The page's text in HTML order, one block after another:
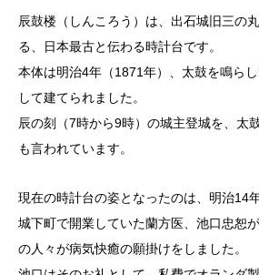
辰鼓楼（しんころう）は、出石城旧三の
る、日本最古と伝わる時計台です。
本体は明治4年（1871年）、太鼓を鳴ら
して建てられました。
辰の刻（7時から9時）の城主登城を、太
も言われています。
現在の時計台の姿となったのは、明治14
城下町で開業していた蘭方医、池口忠恕
の人々が病気快癒の願掛けをしました。